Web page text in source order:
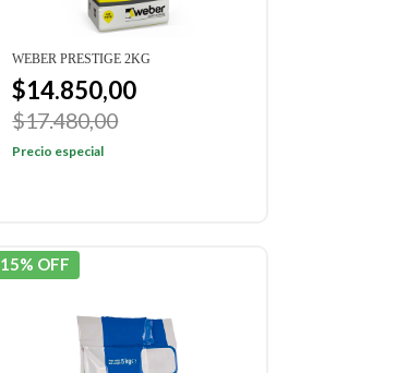
WEBER PRESTIGE 2KG
$14.850,00
$17.480,00
Precio especial
15% OFF